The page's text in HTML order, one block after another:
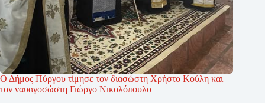
Ο Δήμος Πύργου τίμησε τον διασώστη Χρήστο Κούλη και
τον ναυαγοσώστη Γιώργο Νικολόπουλο